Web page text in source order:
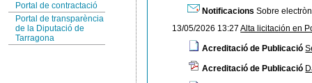
Portal de contractació
Portal de transparència
de la Diputació de
Tarragona
Notificacions Sobre
13/05/2026 13:27Alta licitación en
Acreditació de Publicació
Acreditació de Publicació